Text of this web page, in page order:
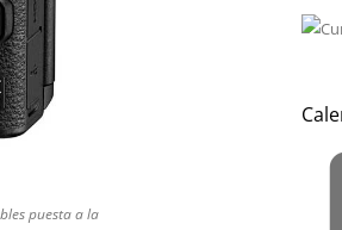
puesta a la